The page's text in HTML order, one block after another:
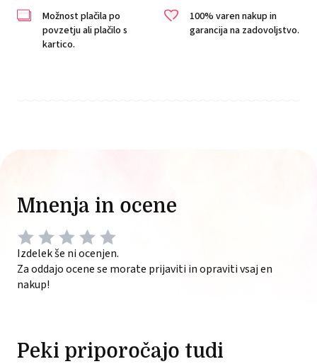
Možnost plačila po
povzetju ali plačilo s
kartico.
100% varen nakup in
garancija na zadovoljstvo.
Mnenja in ocene
Izdelek še ni ocenjen.
Za oddajo ocene se morate prijaviti in opraviti vsaj en
nakup!
Peki priporočajo tudi